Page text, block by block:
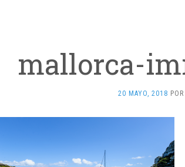
mallorca-
20 MAYO, 2018 POR